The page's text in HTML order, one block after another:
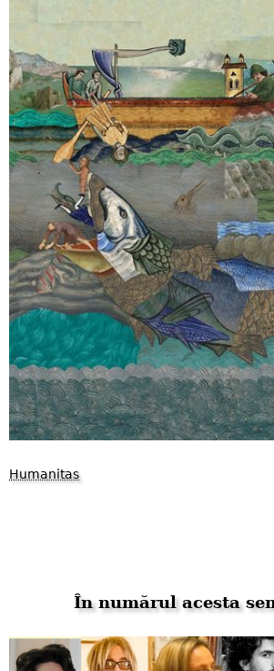
Humanitas
În numărul acesta